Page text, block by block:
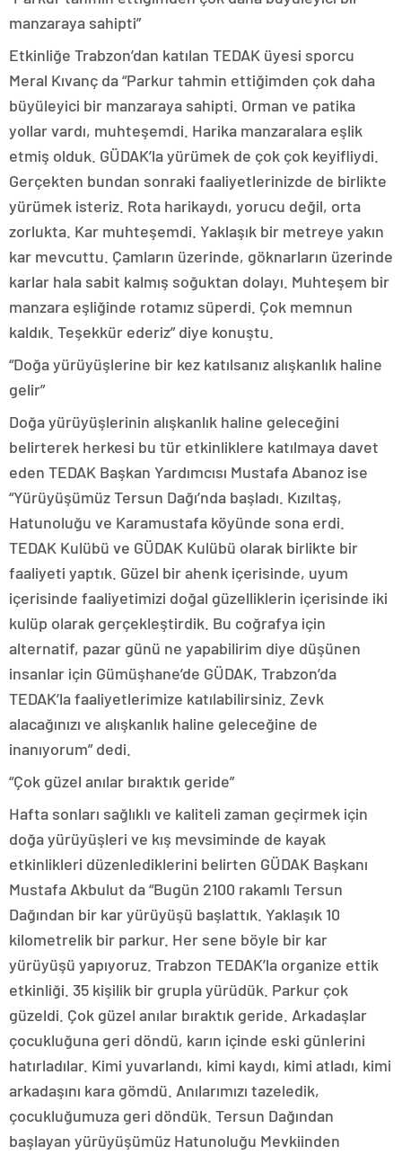
manzaraya sahipti”
Etkinliğe Trabzon’dan katılan TEDAK üyesi sporcu
Meral Kıvanç da “Parkur tahmin ettiğimden çok daha
büyüleyici bir manzaraya sahipti. Orman ve patika
yollar vardı, muhteşemdi. Harika manzaralara eşlik
etmiş olduk. GÜDAK’la yürümek de çok çok keyifliydi.
Gerçekten bundan sonraki faaliyetlerinizde de birlikte
yürümek isteriz. Rota harikaydı, yorucu değil, orta
zorlukta. Kar muhteşemdi. Yaklaşık bir metreye yakın
kar mevcuttu. Çamların üzerinde, göknarların üzerinde
karlar hala sabit kalmış soğuktan dolayı. Muhteşem bir
manzara eşliğinde rotamız süperdi. Çok memnun
kaldık. Teşekkür ederiz” diye konuştu.
“Doğa yürüyüşlerine bir kez katılsanız alışkanlık haline
gelir”
Doğa yürüyüşlerinin alışkanlık haline geleceğini
belirterek herkesi bu tür etkinliklere katılmaya davet
eden TEDAK Başkan Yardımcısı Mustafa Abanoz ise
“Yürüyüşümüz Tersun Dağı’nda başladı. Kızıltaş,
Hatunoluğu ve Karamustafa köyünde sona erdi.
TEDAK Kulübü ve GÜDAK Kulübü olarak birlikte bir
faaliyeti yaptık. Güzel bir ahenk içerisinde, uyum
içerisinde faaliyetimizi doğal güzelliklerin içerisinde iki
kulüp olarak gerçekleştirdik. Bu coğrafya için
alternatif, pazar günü ne yapabilirim diye düşünen
insanlar için Gümüşhane’de GÜDAK, Trabzon’da
TEDAK’la faaliyetlerimize katılabilirsiniz. Zevk
alacağınızı ve alışkanlık haline geleceğine de
inanıyorum” dedi.
“Çok güzel anılar bıraktık geride”
Hafta sonları sağlıklı ve kaliteli zaman geçirmek için
doğa yürüyüşleri ve kış mevsiminde de kayak
etkinlikleri düzenlediklerini belirten GÜDAK Başkanı
Mustafa Akbulut da “Bugün 2100 rakamlı Tersun
Dağından bir kar yürüyüşü başlattık. Yaklaşık 10
kilometrelik bir parkur. Her sene böyle bir kar
yürüyüşü yapıyoruz. Trabzon TEDAK’la organize ettik
etkinliği. 35 kişilik bir grupla yürüdük. Parkur çok
güzeldi. Çok güzel anılar bıraktık geride. Arkadaşlar
çocukluğuna geri döndü, karın içinde eski günlerini
hatırladılar. Kimi yuvarlandı, kimi kaydı, kimi atladı, kimi
arkadaşını kara gömdü. Anılarımızı tazeledik,
çocukluğumuza geri döndük. Tersun Dağından
başlayan yürüyüşümüz Hatunoluğu Mevkiinden